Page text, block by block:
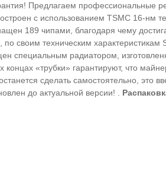
Предлагаем профессиональные
с использованием TSMC 16-нм
189 чипами, благодаря чему
своим техническим
специальным радиатором,
«трубки» гарантируют, что
сделать самостоятельно, это
до актуальной версии! .